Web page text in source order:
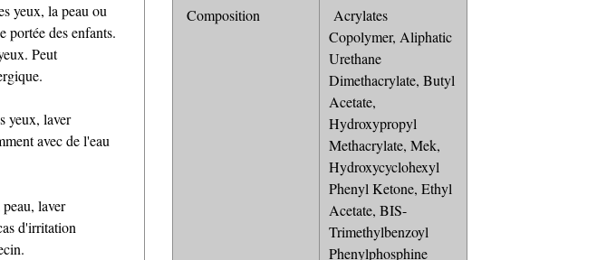
yeux, la peau ou
portée des enfants.
Peut
yeux, laver
avec de l'eau
laver
d'irritation
Composition
Acrylates
Copolymer, Aliphatic
Urethane
Dimethacrylate, Butyl
Acetate,
Hydroxypropyl
Methacrylate, Mek,
Hydroxycyclohexyl
Phenyl Ketone, Ethyl
Acetate, BIS-
Trimethylbenzoyl
Phenylphosphine